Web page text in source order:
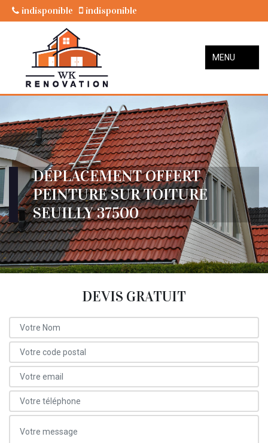
indisponible indisponible
MENU
DÉPLACEMENT OFFERT
PEINTURE SUR TOITURE
SEUILLY 37500
DEVIS GRATUIT